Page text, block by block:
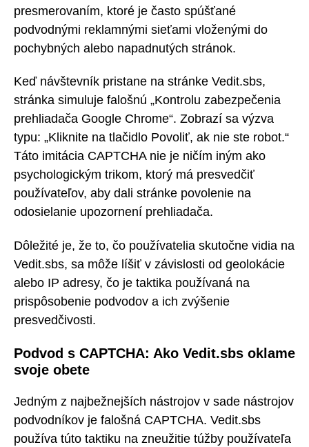
presmerovaním, ktoré je často spúšťané
podvodnými reklamnými sieťami vloženými do
pochybných alebo napadnutých stránok.
Keď návštevník pristane na stránke Vedit.sbs,
stránka simuluje falošnú „Kontrolu zabezpečenia
prehliadača Google Chrome“. Zobrazí sa výzva
typu: „Kliknite na tlačidlo Povoliť, ak nie ste robot.“
Táto imitácia CAPTCHA nie je ničím iným ako
psychologickým trikom, ktorý má presvedčiť
používateľov, aby dali stránke povolenie na
odosielanie upozornení prehliadača.
Dôležité je, že to, čo používatelia skutočne vidia na
Vedit.sbs, sa môže líšiť v závislosti od geolokácie
alebo IP adresy, čo je taktika používaná na
prispôsobenie podvodov a ich zvýšenie
presvedčivosti.
Podvod s CAPTCHA: Ako Vedit.sbs oklame
svoje obete
Jedným z najbežnejších nástrojov v sade nástrojov
podvodníkov je falošná CAPTCHA. Vedit.sbs
používa túto taktiku na zneužitie túžby používateľa